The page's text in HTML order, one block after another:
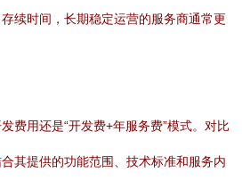
续时间，长期稳定运营的服务商通常更
费用还是“开发费+年服务费”模式。对比
其提供的功能范围、技术标准和服务内